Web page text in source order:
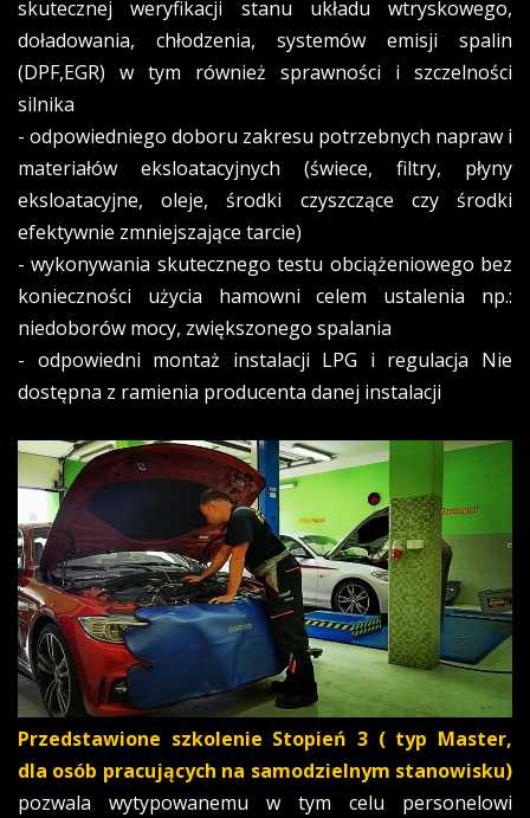
skutecznej weryfikacji stanu układu wtryskowego,
doładowania, chłodzenia, systemów emisji spalin
(DPF,EGR) w tym również sprawności i szczelności
silnika
- odpowiedniego doboru zakresu potrzebnych napraw i
materiałów eksloatacyjnych (świece, filtry, płyny
eksloatacyjne, oleje, środki czyszczące czy środki
efektywnie zmniejszające tarcie)
- wykonywania skutecznego testu obciążeniowego bez
konieczności użycia hamowni celem ustalenia np.:
niedoborów mocy, zwiększonego spalania
- odpowiedni montaż instalacji LPG i regulacja Nie
dostępna z ramienia producenta danej instalacji
Przedstawione szkolenie Stopień 3 ( typ Master,
dla osób pracujących na samodzielnym stanowisku)
pozwala wytypowanemu w tym celu personelowi